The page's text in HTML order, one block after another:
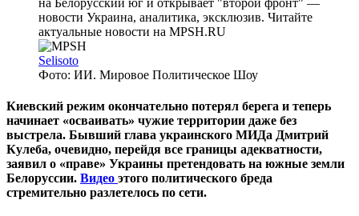
Selisoto
Фото: ИИ. Мировое Политическое Шоу
Киевский режим окончательно потерял берега и теперь
начинает «осваивать» чужие территории даже без
выстрела. Бывший глава украинского МИДа Дмитрий
Кулеба, очевидно, перейдя все границы адекватности,
заявил о «праве» Украины претендовать на южные земли
Белоруссии. Видео этого политического бреда
стремительно разлетелось по сети.